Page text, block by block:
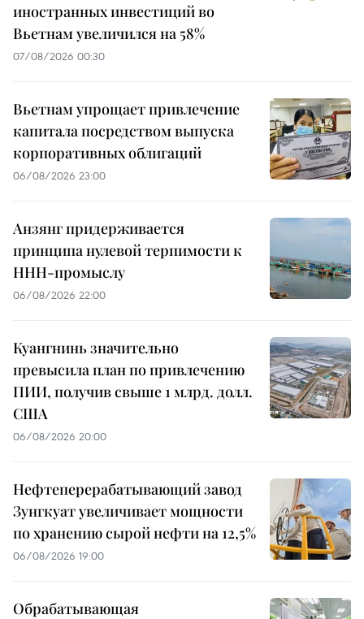
иностранных инвестиций во
Вьетнам увеличился на 58%
07/08/2026 00:30
Вьетнам упрощает привлечение
капитала посредством выпуска
корпоративных облигаций
06/08/2026 23:00
Анзянг придерживается
принципа нулевой терпимости к
ННН-промыслу
06/08/2026 22:00
Куангнинь значительно
превысила план по привлечению
ПИИ, получив свыше 1 млрд. долл.
США
06/08/2026 20:00
Нефтеперерабатывающий завод
Зунгкуат увеличивает мощности
по хранению сырой нефти на 12,5%
06/08/2026 19:00
Обрабатывающая